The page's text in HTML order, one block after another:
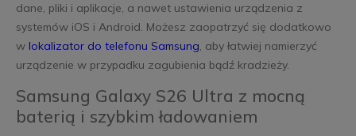
dane, pliki i aplikacje, a nawet ustawienia urządzenia z
systemów iOS i Android. Możesz zaopatrzyć się dodatkowo
w lokalizator do telefonu Samsung, aby łatwiej namierzyć
urządzenie w przypadku zagubienia bądź kradzieży.
Samsung Galaxy S26 Ultra z mocną
baterią i szybkim ładowaniem